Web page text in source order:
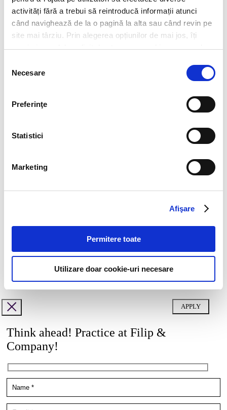
activități fără a trebui să reintroducă informații atunci
când navighează de la o pagină la alta sau când revin pe
site mai târziu. Prin alegerea opțiunilor de mai jos, îți
exprimi acordul explicit de stocare a cookies pe care le-
consimțământului
Necesare
Preferinţe
Statistici
Marketing
Afişare
Permitere toate
Utilizare doar cookie-uri necesare
CV*
doc,docx,pdf,odc file types with 6mb maximum size
doc,docx,pdf,odc file types with 6mb maximum size
pentru mai multe detalii.
Think ahead! Practice at Filip &
Company!